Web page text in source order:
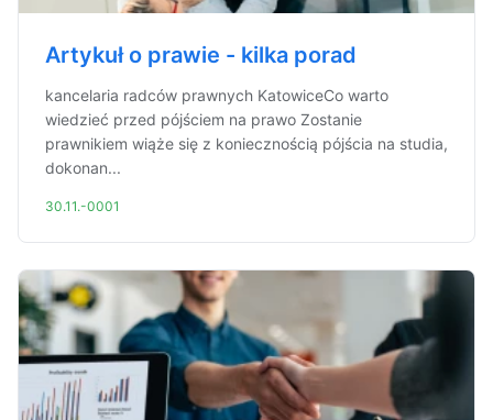
Artykuł o prawie - kilka porad
kancelaria radców prawnych KatowiceCo warto
wiedzieć przed pójściem na prawo Zostanie
prawnikiem wiąże się z koniecznością pójścia na studia,
dokonan...
30.11.-0001